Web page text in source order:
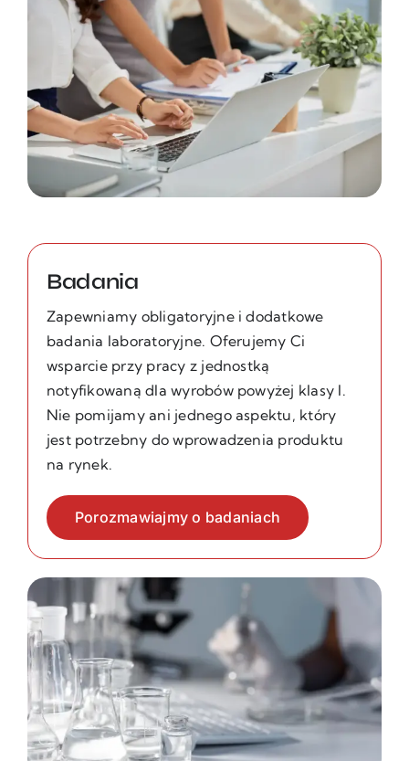
Badania
Zapewniamy obligatoryjne i dodatkowe
badania laboratoryjne. Oferujemy Ci
wsparcie przy pracy z jednostką
notyfikowaną dla wyrobów powyżej klasy I.
Nie pomijamy ani jednego aspektu, który
jest potrzebny do wprowadzenia produktu
na rynek.
Porozmawiajmy o badaniach